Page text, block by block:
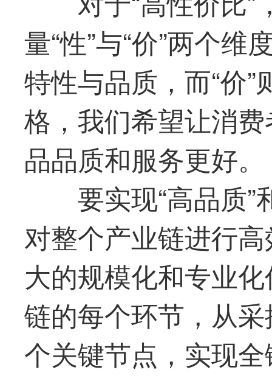
量“性”与“价”两个维
特性与品质，而“价
格，我们希望让消
品品质和服务更好。
要实现“高品质”
对整个产业链进行
大的规模化和专业
链的每个环节，从
个关键节点，实现